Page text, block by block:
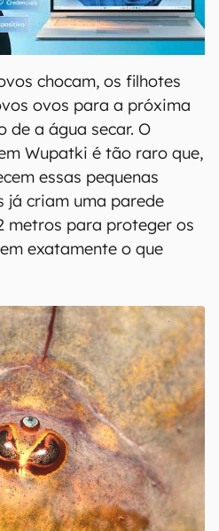
chocam, os filhotes
ovos para a próxima
de a água secar. O
Wupatki é tão raro que,
essas pequenas
já criam uma parede
metros para proteger os
exatamente o que